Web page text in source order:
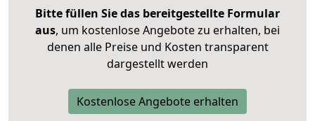
Bitte füllen Sie das bereitgestellte Formular
aus, um kostenlose Angebote zu erhalten, bei
denen alle Preise und Kosten transparent
dargestellt werden
Kostenlose Angebote erhalten